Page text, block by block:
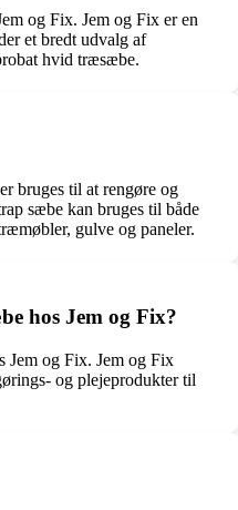
og Fix. Jem og Fix er en
et bredt udvalg af
hvid træsæbe.
bruges til at rengøre og
sæbe kan bruges til både
gulve og paneler.
hos Jem og Fix?
Jem og Fix. Jem og Fix
og plejeprodukter til